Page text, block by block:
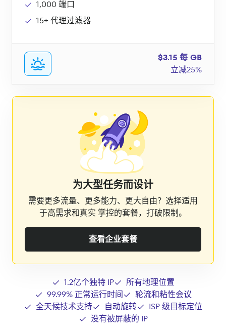
1,000 端口
15+ 代理过滤器
$3.15 每 GB
立减25%
为大型任务而设计
需要更多流量、更多能力、更大自由？选择适用
于高需求和真实 掌控的套餐，打破限制。
查看企业套餐
1.2亿个独特 IP
所有地理位置
99.99% 正常运行时间
轮流和粘性会议
全天候技术支持
自动旋转
ISP 级目标定位
没有被屏蔽的 IP